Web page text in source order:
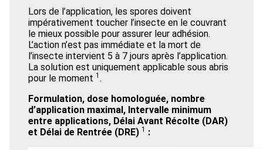
Lors de l’application, les spores doivent
impérativement toucher l’insecte en le couvrant
le mieux possible pour assurer leur adhésion.
L’action n’est pas immédiate et la mort de
l’insecte intervient 5 à 7 jours après l’application.
La solution est uniquement applicable sous abris
pour le moment 1 .
Formulation, dose homologuée, nombre
d’application maximal, Intervalle minimum
entre applications, Délai Avant Récolte (DAR)
et Délai de Rentrée (DRE) 1 :